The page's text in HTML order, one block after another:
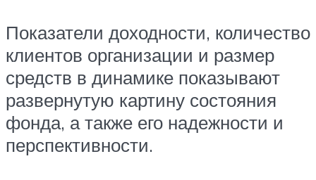
Показатели доходности, количество
клиентов организации и размер
средств в динамике показывают
развернутую картину состояния
фонда, а также его надежности и
перспективности.